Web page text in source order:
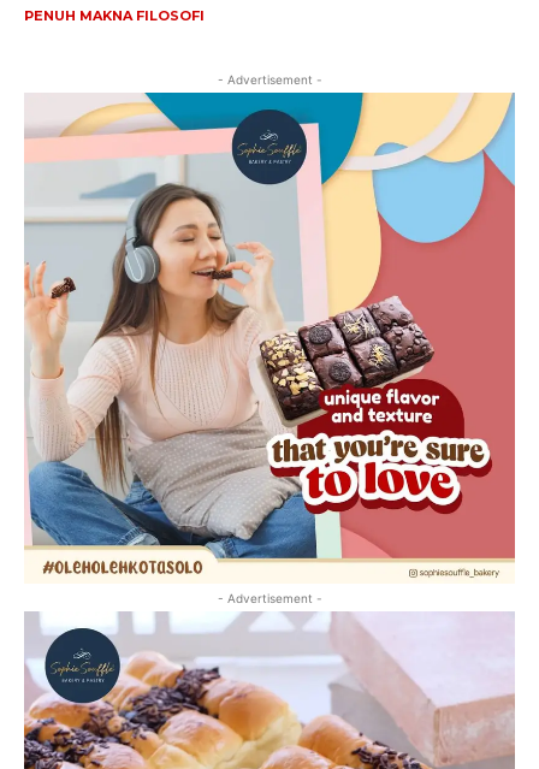
PENUH MAKNA FILOSOFI
- Advertisement -
- Advertisement -